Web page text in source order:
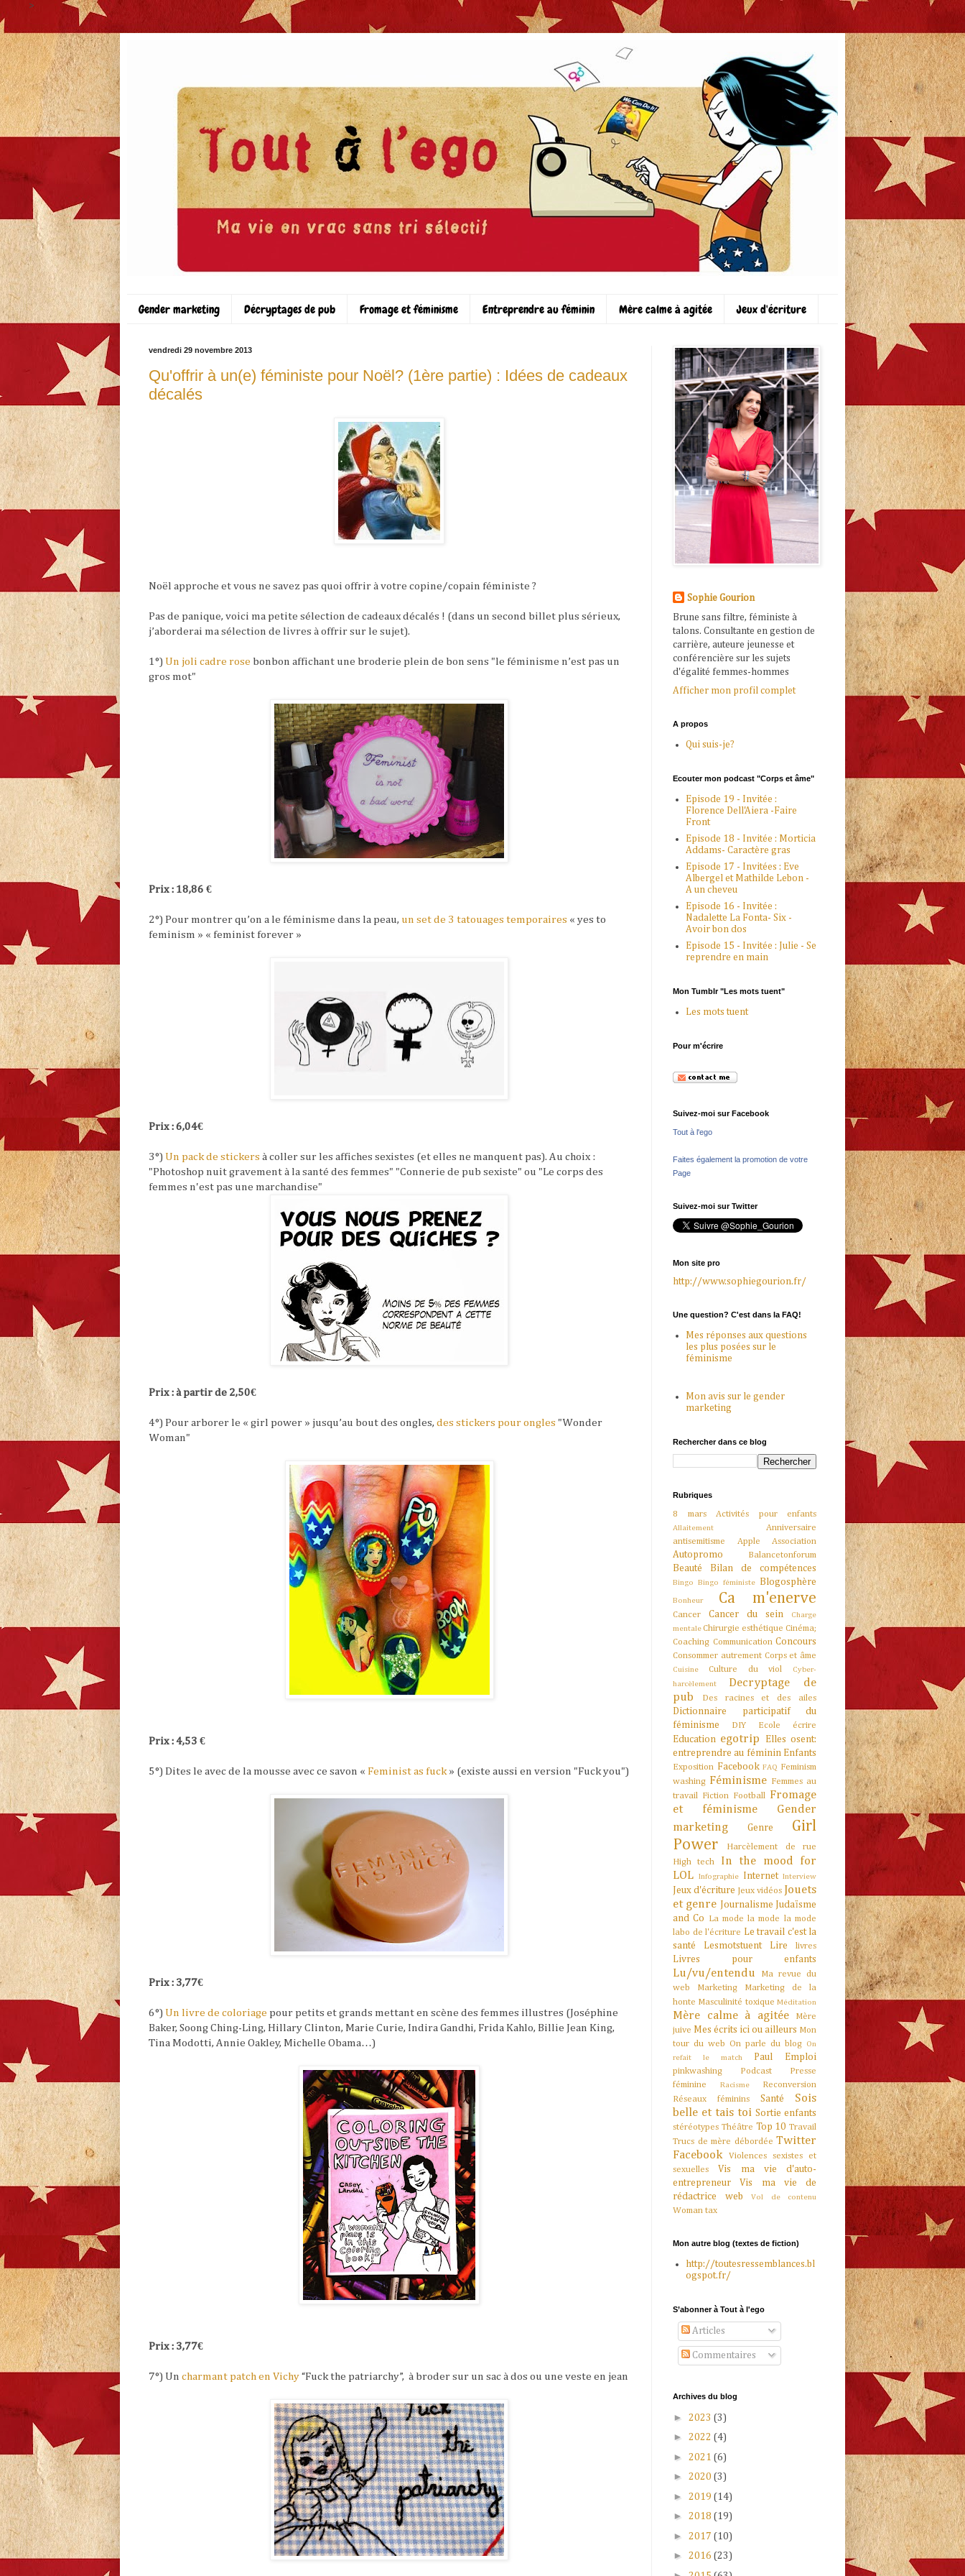
>
Gender marketing Décryptages de pub Fromage et féminisme Entreprendre au féminin Mère calme à agitée Jeux d'écriture
vendredi 29 novembre 2013
Qu'offrir à un(e) féministe pour Noël? (1ère partie) : Idées de cadeaux
décalés
Noël approche et vous ne savez pas quoi offrir à votre copine/copain féministe ?
Pas de panique, voici ma petite sélection de cadeaux décalés ! (dans un second billet plus sérieux,
j’aborderai ma sélection de livres à offrir sur le sujet).
1°) Un joli cadre rose bonbon affichant une broderie plein de bon sens "le féminisme n’est pas un
gros mot"
Prix : 18,86 €
2°) Pour montrer qu’on a le féminisme dans la peau, un set de 3 tatouages temporaires « yes to
feminism » « feminist forever »
Prix : 6,04€
3°) Un pack de stickers à coller sur les affiches sexistes (et elles ne manquent pas). Au choix :
"Photoshop nuit gravement à la santé des femmes" "Connerie de pub sexiste" ou "Le corps des
femmes n'est pas une marchandise"
Prix : à partir de 2,50€
4°) Pour arborer le « girl power » jusqu’au bout des ongles, des stickers pour ongles "Wonder
Woman"
Prix : 4,53 €
5°) Dites le avec de la mousse avec ce savon « Feminist as fuck » (existe aussi en version "Fuck you")
Prix : 3,77€
6°) Un livre de coloriage pour petits et grands mettant en scène des femmes illustres (Joséphine
Baker, Soong Ching-Ling, Hillary Clinton, Marie Curie, Indira Gandhi, Frida Kahlo, Billie Jean King,
Tina Modotti, Annie Oakley, Michelle Obama…)
Prix : 3,77€
7°) Un charmant patch en Vichy “Fuck the patriarchy”, à broder sur un sac à dos ou une veste en jean
Sophie Gourion
Brune sans filtre, féministe à
talons. Consultante en gestion de
carrière, auteure jeunesse et
conférencière sur les sujets
d'égalité femmes-hommes
Afficher mon profil complet
A propos
Qui suis-je?
Ecouter mon podcast "Corps et âme"
Episode 19 - Invitée :
Florence Dell'Aiera -Faire
Front
Episode 18 - Invitée : Morticia
Addams- Caractère gras
Episode 17 - Invitées : Eve
Albergel et Mathilde Lebon -
A un cheveu
Episode 16 - Invitée :
Nadalette La Fonta- Six -
Avoir bon dos
Episode 15 - Invitée : Julie - Se
reprendre en main
Mon Tumblr "Les mots tuent"
Les mots tuent
Pour m'écrire
Suivez-moi sur Facebook
Tout à l'ego
Faites également la promotion de votre
Page
Suivez-moi sur Twitter
Mon site pro
http://www.sophiegourion.fr/
Une question? C'est dans la FAQ!
Mes réponses aux questions
les plus posées sur le
féminisme
Mon avis sur le gender
marketing
Rechercher dans ce blog
Rubriques
8 mars Activités pour enfants
Allaitement
Anniversaire
antisemitisme
Apple Association
Autopromo Balancetonforum
Beauté Bilan de compétences
Bingo Bingo féministe Blogosphère
Bonheur Ca m'enerve
Cancer Cancer du sein
Charge
mentaleChirurgie esthétique Cinéma;
Coaching Communication Concours
Consommer autrement Corps et âme
Cuisine Culture du viol
Cyber-
harcèlement
Decryptage de
pub
Des racines et des ailes
Dictionnaire participatif du
féminisme
DIY Ecole écrire
Education egotrip
Elles osent:
entreprendre au féminin Enfants
Exposition Facebook FAQ Feminism
washing Féminisme Femmes au
travail Fiction Football Fromage
et féminisme
Gender
marketing
Genre
Girl
Power
Harcèlement de rue
High tech
In the mood for
LOL
Infographie Internet Interview
Jeux d'écriture Jeux vidéos Jouets
et genre
Journalisme
Judaïsme
and Co
La mode la mode la mode
labo de l'écriture Le travail c'est la
santé
Lesmotstuent Lire livres
Livres pour enfants
Lu/vu/entendu
Ma revue du
web
Marketing
Marketing de la
honte Masculinité toxique Méditation
Mère calme à agitée
Mère
juive Mes écrits ici ou ailleurs Mon
tour du web On parle du blog
On
refait le match
Paul Emploi
pinkwashing Podcast
Presse
féminine
Racisme
Reconversion
Réseaux féminins
Santé
Sois
belle et tais toi Sortie enfants
stéréotypes Théâtre Top 10 Travail
Trucs de mère débordée Twitter
Facebook
Violences sexistes et
sexuelles
Vis ma vie d'auto-
entrepreneur
Vis ma vie de
rédactrice web
Vol de contenu
Woman tax
Mon autre blog (textes de fiction)
http://toutesressemblances.bl
ogspot.fr/
S’abonner à Tout à l'ego
Articles
Commentaires
Archives du blog
► 2023 (3)
► 2022 (4)
► 2021 (6)
► 2020 (3)
► 2019 (14)
► 2018 (19)
► 2017 (10)
► 2016 (23)